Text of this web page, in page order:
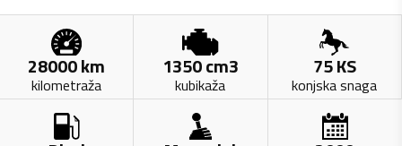
28000km
kilometraža
1350cm3
kubikaža
75KS
konjska snaga